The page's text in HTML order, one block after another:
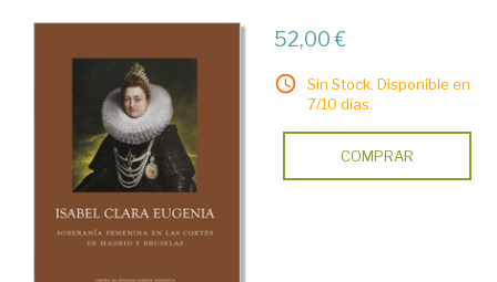
52,00 €
Sin Stock. Disponible en
7/10 días.
COMPRAR